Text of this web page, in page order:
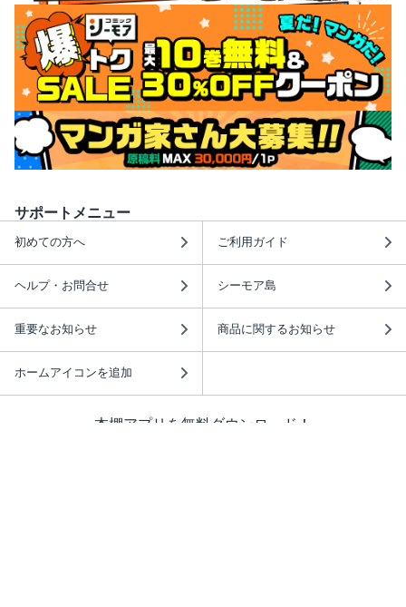
サポートメニュー
初めての方へ ご利用ガイド
ヘルプ・お問合せ シーモア島
重要なお知らせ 商品に関するお知らせ
ホームアイコンを追加
本棚アプリを無料ダウンロード！